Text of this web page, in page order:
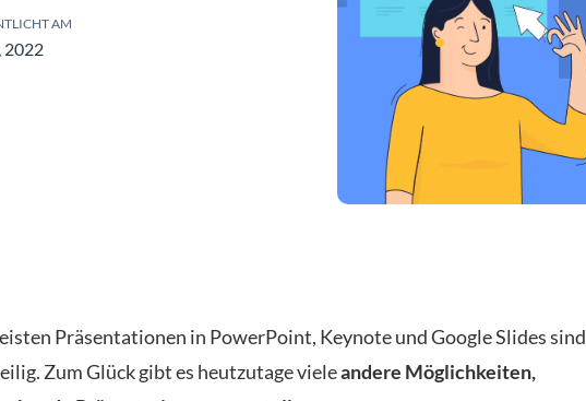
AM
2022
Präsentationen in PowerPoint, Keynote und Google Slides sind
Zum Glück gibt es heutzutage vieleandere Möglichkeiten,